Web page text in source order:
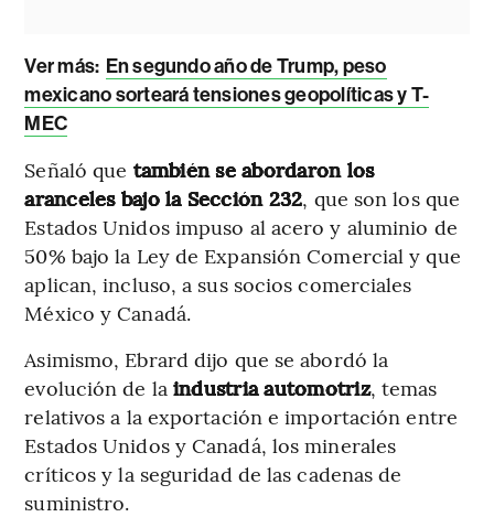
Ver más: En segundo año de Trump, peso
mexicano sorteará tensiones geopolíticas y T-
MEC
Señaló que también se abordaron los
aranceles bajo la Sección 232, que son los que
Estados Unidos impuso al acero y aluminio de
50% bajo la Ley de Expansión Comercial y que
aplican, incluso, a sus socios comerciales
México y Canadá.
Asimismo, Ebrard dijo que se abordó la
evolución de la industria automotriz, temas
relativos a la exportación e importación entre
Estados Unidos y Canadá, los minerales
críticos y la seguridad de las cadenas de
suministro.